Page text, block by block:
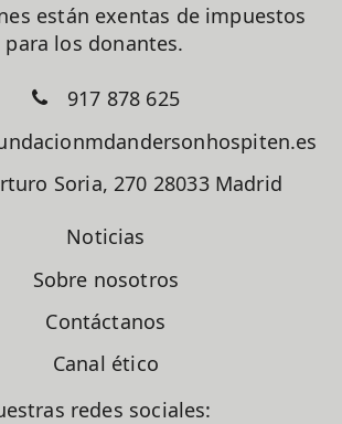
están exentas de impuestos
para los donantes.
917 878 625
Soria, 270 28033 Madrid
Noticias
Sobre nosotros
Contáctanos
Canal ético
redes sociales: